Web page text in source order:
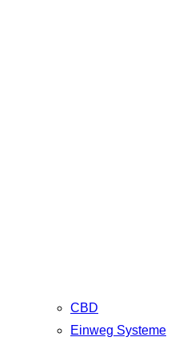
CBD
Einweg Systeme